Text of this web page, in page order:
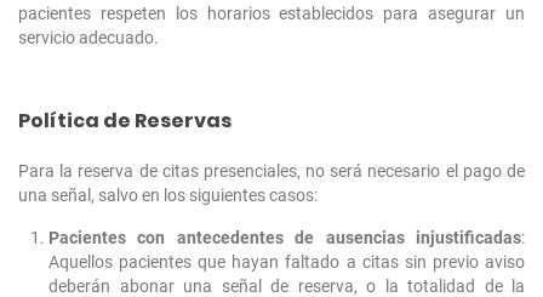
pacientes respeten los horarios establecidos para asegurar un
servicio adecuado.
Política de Reservas
Para la reserva de citas presenciales, no será necesario el pago de
una señal, salvo en los siguientes casos:
Pacientes con antecedentes de ausencias injustificadas:
Aquellos pacientes que hayan faltado a citas sin previo aviso
deberán abonar una señal de reserva, o la totalidad de la